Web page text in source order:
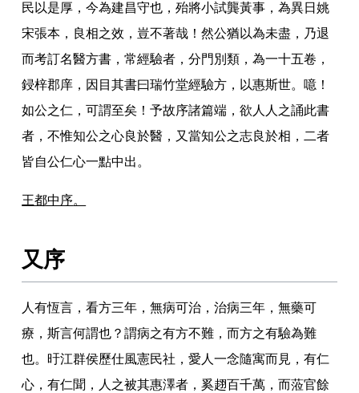
民以是厚 ，今為建昌守也 ，殆將小試龔黃事 ，為異日姚
宋張本 ， 良相之效 ， 豈不著哉 ！然公猶以為未盡 ， 乃退
而考訂名醫方書 ，常經驗者 ，分門別類 ，為一十五卷 ，
鋟梓郡庠 ， 因目其書曰瑞竹堂經驗方 ， 以惠斯世。 噫 ！
如公之仁 ，可謂至矣 ！予故序諸篇端 ，欲人人之誦此書
者 ，不惟知公之心良於醫 ， 又當知公之志良於相 ， 二者
皆自公仁心一點中出 。
王都中序。
又序
人有恆言 ，看方三年 ，無病可治 ，治病三年 ，無藥可
療 ，斯言何謂也 ？謂病之有方不難 ，而方之有驗為難
也。 旴江群侯歷仕風憲民社 ，愛人一念隨寓而見 ，有仁
心 ，有仁聞 ， 人之被其惠澤者 ，奚趐百千萬 ，而蒞官餘